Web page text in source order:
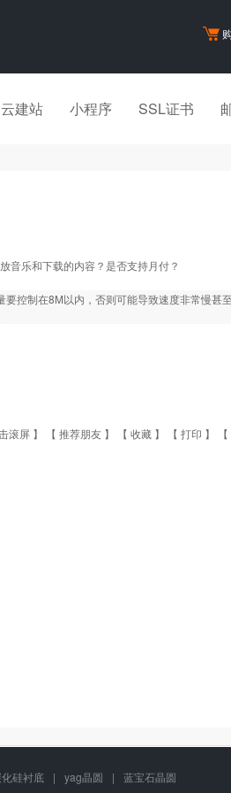
云建站 小程序 SSL证书
音乐和下载的内容？是否支持月付？
控制在8M以内，否则可能导致速度非常慢甚
滚屏 】 【 推荐朋友 】 【 收藏 】 【 打印 】 【
硅衬底 | yag晶圆 | 蓝宝石晶圆